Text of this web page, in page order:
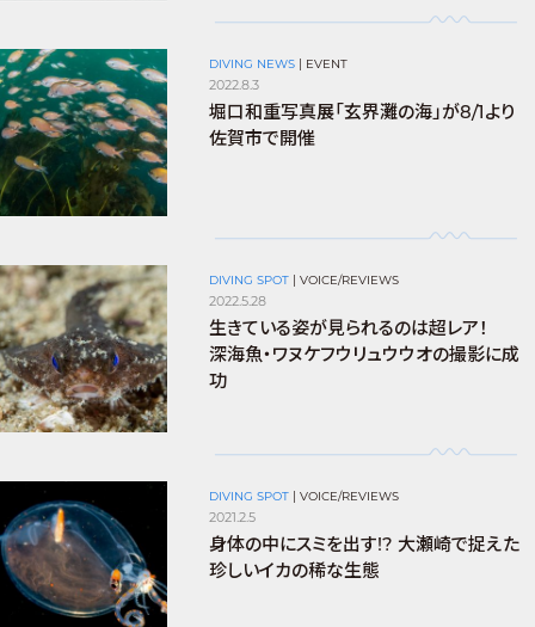
DIVING NEWS EVENT
2022.8.3
堀口和重写真展「玄界灘の海」が8/1より
佐賀市で開催
DIVING SPOT |VOICE/REVIEWS
2022.5.28
生きている姿が見られるのは超レア！
深海魚・ワヌケフウリュウウオの撮影に成
功
DIVING SPOT |VOICE/REVIEWS
2021.2.5
身体の中にスミを出す!? 大瀬崎で捉えた
珍しいイカの稀な生態